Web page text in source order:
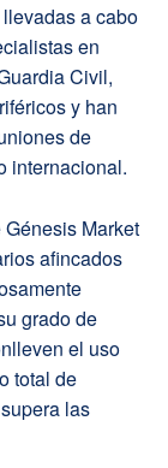
a cabo
en
Civil,
y han
de
internacional.
Market
afincados
grado de
el uso
total de
las